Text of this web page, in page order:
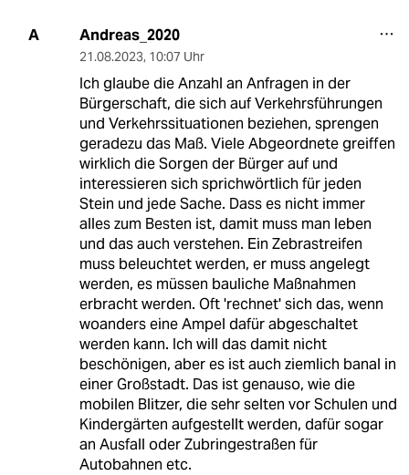
A Andreas_2020
21.08.2023, 10:07 Uhr
Ich glaube die Anzahl an Anfragen in der
Bürgerschaft, die sich auf Verkehrsführungen
und Verkehrssituationen beziehen, sprengen
geradezu das Maß. Viele Abgeordnete greiffen
wirklich die Sorgen der Bürger auf und
interessieren sich sprichwörtlich für jeden
Stein und jede Sache. Dass es nicht immer
alles zum Besten ist, damit muss man leben
und das auch verstehen. Ein Zebrastreifen
muss beleuchtet werden, er muss angelegt
werden, es müssen bauliche Maßnahmen
erbracht werden. Oft 'rechnet' sich das, wenn
woanders eine Ampel dafür abgeschaltet
werden kann. Ich will das damit nicht
beschönigen, aber es ist auch ziemlich banal in
einer Großstadt. Das ist genauso, wie die
mobilen Blitzer, die sehr selten vor Schulen und
Kindergärten aufgestellt werden, dafür sogar
an Ausfall oder Zubringestraßen für
Autobahnen etc.